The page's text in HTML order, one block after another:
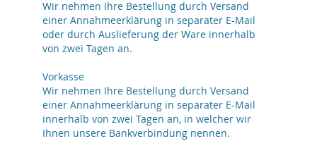
Wir nehmen Ihre Bestellung durch Versand
einer Annahmeerklärung in separater E-Mail
oder durch Auslieferung der Ware innerhalb
von zwei Tagen an.
Vorkasse
Wir nehmen Ihre Bestellung durch Versand
einer Annahmeerklärung in separater E-Mail
innerhalb von zwei Tagen an, in welcher wir
Ihnen unsere Bankverbindung nennen.